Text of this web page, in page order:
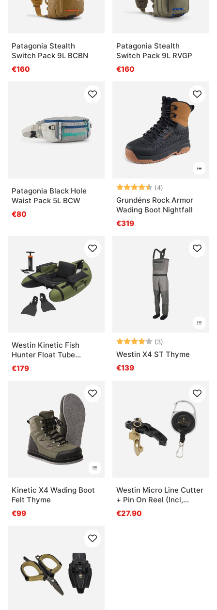
Patagonia Stealth
Switch Pack 9L BCBN
€160
Patagonia Stealth
Switch Pack 9L RVGP
€160
Patagonia Black Hole
Waist Pack 5L BCW
€80
Arvio: (4)
Grundéns Rock Armor
Wading Boot Nightfall
€319
Westin Kinetic Fish
Hunter Float Tube
Combo 135cm
€179
Arvio: (3)
Westin X4 ST Thyme
€139
Kinetic X4 Wading Boot
Felt Thyme
€99
Westin Micro Line Cutter
+ Pin On Reel (Incl,
Spare Blades) S
2,5''/6,3cm Black Sand
€27.90